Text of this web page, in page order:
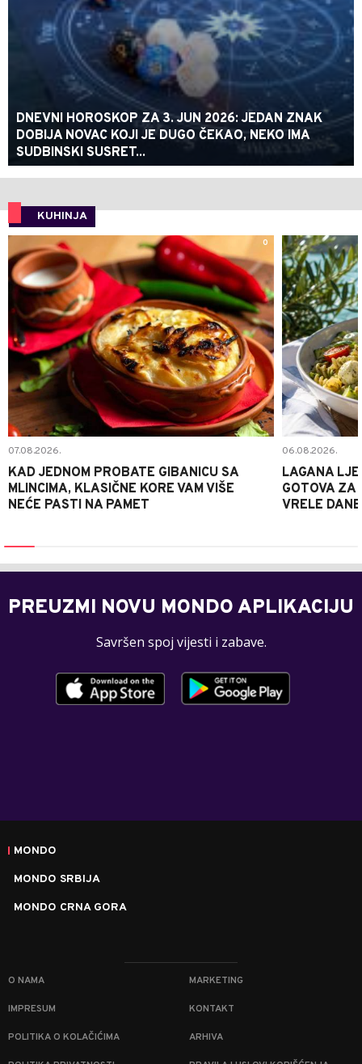
DNEVNI HOROSKOP ZA 3. JUN 2026: JEDAN ZNAK
DOBIJA NOVAC KOJI JE DUGO ČEKAO, NEKO IMA
SUDBINSKI SUSRET...
KUHINJA
0
07.08.2026.
KAD JEDNOM PROBATE GIBANICU SA
MLINCIMA, KLASIČNE KORE VAM VIŠE
NEĆE PASTI NA PAMET
06.08.2026.
LAGANA
GOTOVA ZA
VRELE DANE
PREUZMI NOVU MONDO APLIKACIJU
Savršen spoj vijesti i zabave.
MONDO
MONDO SRBIJA
MONDO CRNA GORA
O NAMA MARKETING
IMPRESUM KONTAKT
POLITIKA O KOLAČIĆIMA ARHIVA